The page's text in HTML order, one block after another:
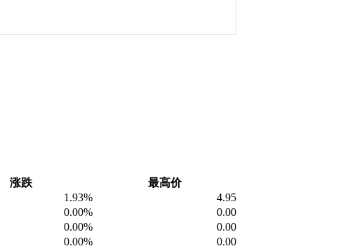
涨跌
最高价
1.93%
4.95
0.00%
0.00
0.00%
0.00
0.00%
0.00